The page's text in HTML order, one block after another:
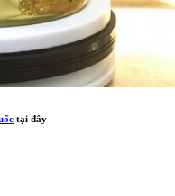
tại đây